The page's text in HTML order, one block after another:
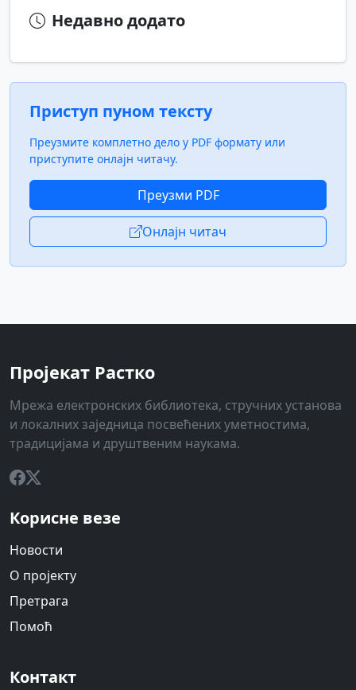
Недавно додато
Приступ пуном тексту
Преузмите комплетно дело у PDF формату или
приступите онлајн читачу.
Преузми PDF
Онлајн читач
Пројекат Растко
Мрежа електронских библиотека, стручних установа
и локалних заједница посвећених уметностима,
традицијама и друштвеним наукама.
Корисне везе
Новости
О пројекту
Претрага
Помоћ
Контакт